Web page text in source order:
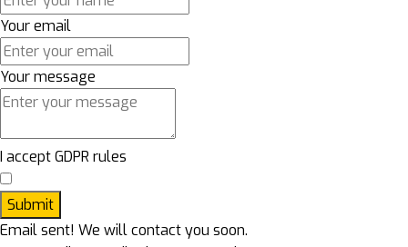
Your email
Your message
I accept GDPR rules
Submit
Email sent! We will contact you soon.